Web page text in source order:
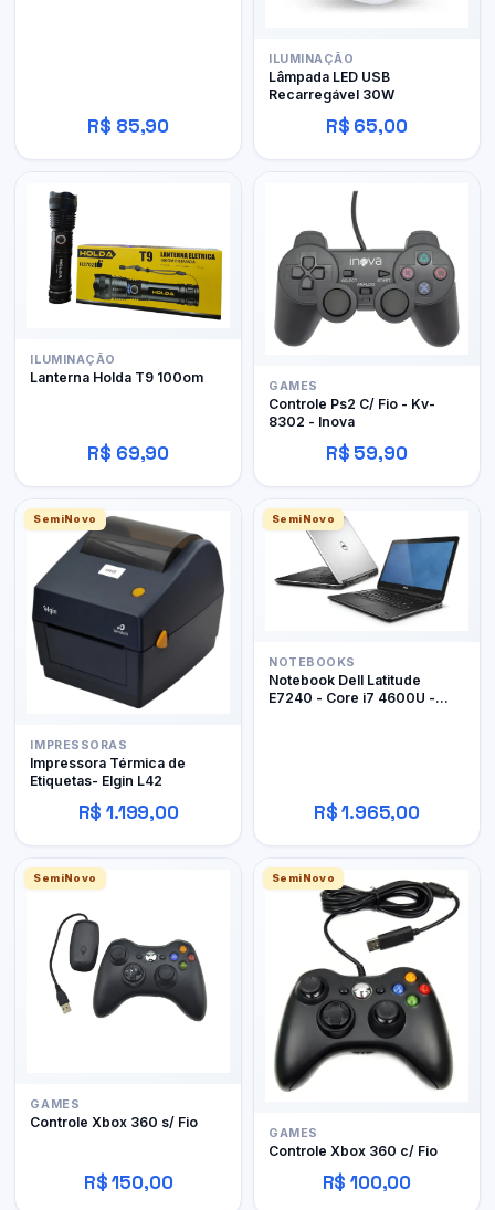
R$ 85,90
ILUMINAÇÃO
Lâmpada LED USB
Recarregável 30W
R$ 65,00
ILUMINAÇÃO
Lanterna Holda T9 100om
R$ 69,90
GAMES
Controle Ps2 C/ Fio - Kv-
8302 - Inova
R$ 59,90
SemiNovo
IMPRESSORAS
Impressora Térmica de
Etiquetas- Elgin L42
R$ 1.199,00
SemiNovo
NOTEBOOKS
Notebook Dell Latitude
E7240 - Core i7 4600U -
R$ 1.965,00
SemiNovo
GAMES
Controle Xbox 360 s/ Fio
R$ 150,00
SemiNovo
GAMES
Controle Xbox 360 c/ Fio
R$ 100,00